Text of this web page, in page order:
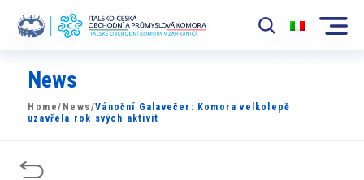
Komora
News
News
Home/ News/Vánoční Galavečer: Komora velkolepě
uzavřela rok svých aktivit